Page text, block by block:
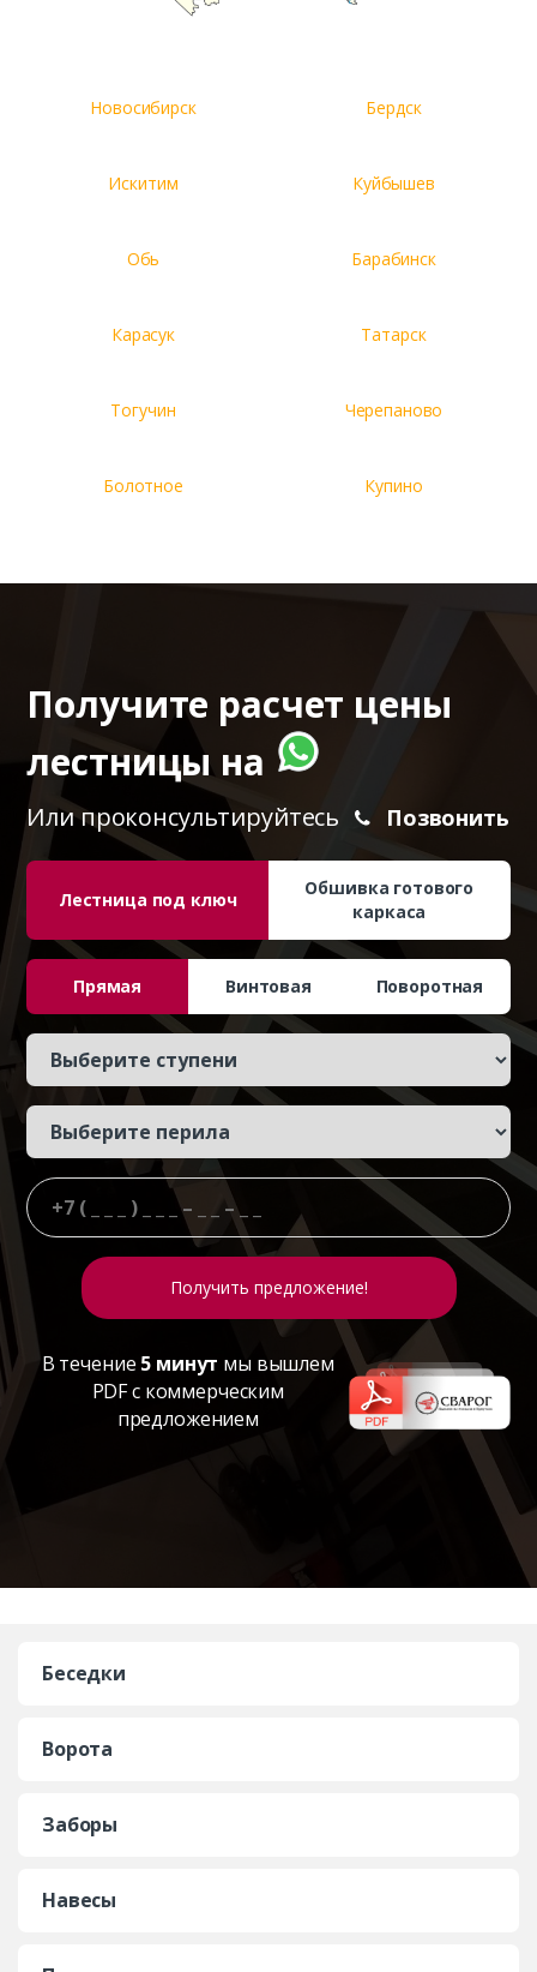
Новосибирск Бердск
Искитим Куйбышев
Обь Барабинск
Карасук Татарск
Тогучин Черепаново
Болотное Купино
Получите расчет цены
лестницы на
Или проконсультируйтесь Позвонить
Лестница под ключ
Обшивка готового
каркаса
Прямая Винтовая Поворотная
В течение 5 минут мы вышлем
PDF с коммерческим
предложением
Беседки
Ворота
Заборы
Навесы